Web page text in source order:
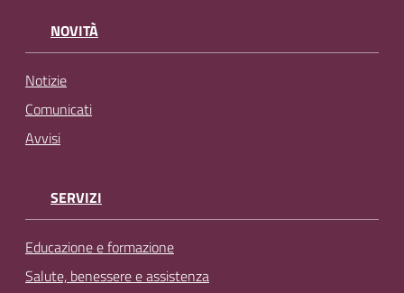
NOVITÀ
Notizie
Comunicati
Avvisi
SERVIZI
Educazione e formazione
Salute, benessere e assistenza